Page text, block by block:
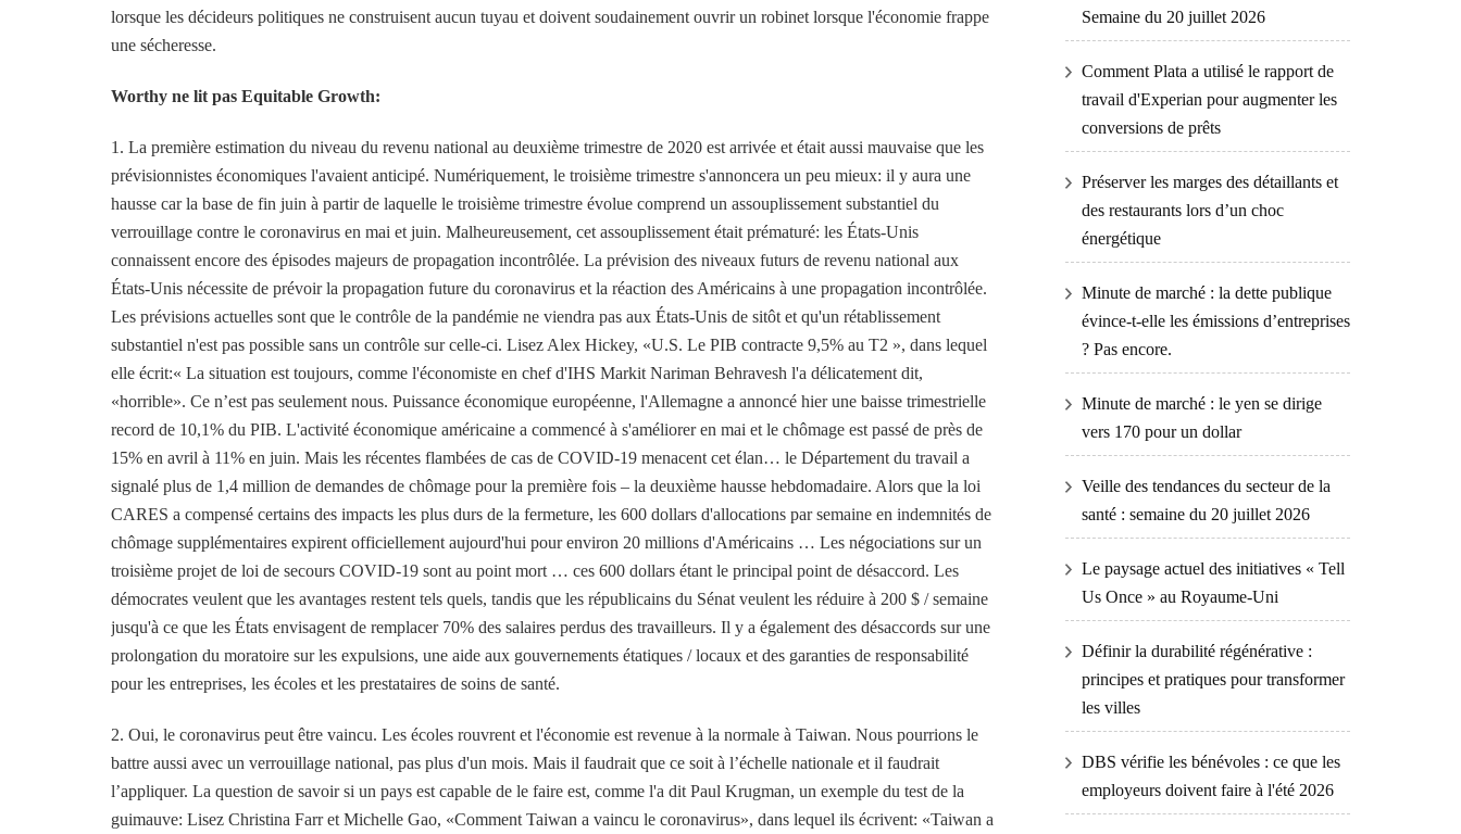
lorsque les décideurs politiques ne construisent aucun tuyau et doivent soudainement ouvrir un robinet lorsque l'économie frappe
une sécheresse.
Worthy ne lit pas Equitable Growth:
1. La première estimation du niveau du revenu national au deuxième trimestre de 2020 est arrivée et était aussi mauvaise que les
prévisionnistes économiques l'avaient anticipé. Numériquement, le troisième trimestre s'annoncera un peu mieux: il y aura une
hausse car la base de fin juin à partir de laquelle le troisième trimestre évolue comprend un assouplissement substantiel du
verrouillage contre le coronavirus en mai et juin. Malheureusement, cet assouplissement était prématuré: les États-Unis
connaissent encore des épisodes majeurs de propagation incontrôlée. La prévision des niveaux futurs de revenu national aux
États-Unis nécessite de prévoir la propagation future du coronavirus et la réaction des Américains à une propagation incontrôlée.
Les prévisions actuelles sont que le contrôle de la pandémie ne viendra pas aux États-Unis de sitôt et qu'un rétablissement
substantiel n'est pas possible sans un contrôle sur celle-ci. Lisez Alex Hickey, «U.S. Le PIB contracte 9,5% au T2 », dans lequel
elle écrit:« La situation est toujours, comme l'économiste en chef d'IHS Markit Nariman Behravesh l'a délicatement dit,
«horrible». Ce n’est pas seulement nous. Puissance économique européenne, l'Allemagne a annoncé hier une baisse trimestrielle
record de 10,1% du PIB. L'activité économique américaine a commencé à s'améliorer en mai et le chômage est passé de près de
15% en avril à 11% en juin. Mais les récentes flambées de cas de COVID-19 menacent cet élan… le Département du travail a
signalé plus de 1,4 million de demandes de chômage pour la première fois – la deuxième hausse hebdomadaire. Alors que la loi
CARES a compensé certains des impacts les plus durs de la fermeture, les 600 dollars d'allocations par semaine en indemnités de
chômage supplémentaires expirent officiellement aujourd'hui pour environ 20 millions d'Américains … Les négociations sur un
troisième projet de loi de secours COVID-19 sont au point mort … ces 600 dollars étant le principal point de désaccord. Les
démocrates veulent que les avantages restent tels quels, tandis que les républicains du Sénat veulent les réduire à 200 $ / semaine
jusqu'à ce que les États envisagent de remplacer 70% des salaires perdus des travailleurs. Il y a également des désaccords sur une
prolongation du moratoire sur les expulsions, une aide aux gouvernements étatiques / locaux et des garanties de responsabilité
pour les entreprises, les écoles et les prestataires de soins de santé.
2. Oui, le coronavirus peut être vaincu. Les écoles rouvrent et l'économie est revenue à la normale à Taiwan. Nous pourrions le
battre aussi avec un verrouillage national, pas plus d'un mois. Mais il faudrait que ce soit à l’échelle nationale et il faudrait
l’appliquer. La question de savoir si un pays est capable de le faire est, comme l'a dit Paul Krugman, un exemple du test de la
guimauve: Lisez Christina Farr et Michelle Gao, «Comment Taiwan a vaincu le coronavirus», dans lequel ils écrivent: «Taiwan a
Semaine du 20 juillet 2026
Comment Plata a utilisé le rapport de
travail d'Experian pour augmenter les
conversions de prêts
Préserver les marges des détaillants et
des restaurants lors d’un choc
énergétique
Minute de marché : la dette publique
évince-t-elle les émissions d’entreprises
? Pas encore.
Minute de marché : le yen se dirige
vers 170 pour un dollar
Veille des tendances du secteur de la
santé : semaine du 20 juillet 2026
Le paysage actuel des initiatives « Tell
Us Once » au Royaume-Uni
Définir la durabilité régénérative :
principes et pratiques pour transformer
les villes
DBS vérifie les bénévoles : ce que les
employeurs doivent faire à l'été 2026